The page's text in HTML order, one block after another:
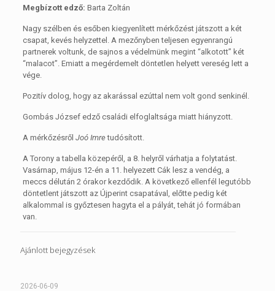
Megbízott edző: Barta Zoltán
Nagy szélben és esőben kiegyenlített mérkőzést játszott a két
csapat, kevés helyzettel. A mezőnyben teljesen egyenrangú
partnerek voltunk, de sajnos a védelmünk megint “alkotott” két
“malacot”. Emiatt a megérdemelt döntetlen helyett vereség lett a
vége.
Pozitív dolog, hogy az akarással ezúttal nem volt gond senkinél.
Gombás József edző családi elfoglaltsága miatt hiányzott.
A mérkőzésről Joó Imretudósított.
A Torony a tabella közepéről, a 8. helyről várhatja a folytatást.
Vasárnap, május 12-én a 11. helyezett Cák lesz a vendég, a
meccs délután 2 órakor kezdődik. A következő ellenfél legutóbb
döntetlent játszott az Újperint csapatával, előtte pedig két
alkalommal is győztesen hagyta el a pályát, tehát jó formában
van.
Ajánlott bejegyzések
2026-06-09